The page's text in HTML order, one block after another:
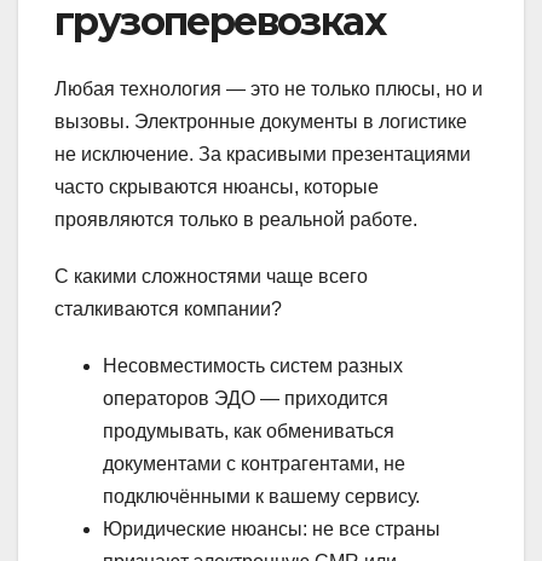
грузоперевозках
Любая технология — это не только плюсы, но и
вызовы. Электронные документы в логистике
не исключение. За красивыми презентациями
часто скрываются нюансы, которые
проявляются только в реальной работе.
С какими сложностями чаще всего
сталкиваются компании?
Несовместимость систем разных
операторов ЭДО — приходится
продумывать, как обмениваться
документами с контрагентами, не
подключёнными к вашему сервису.
Юридические нюансы: не все страны